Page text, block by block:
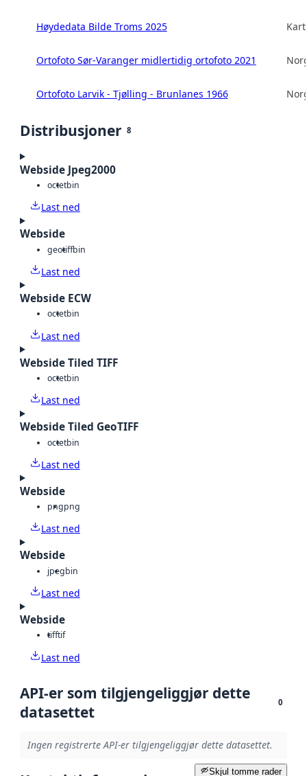
Høydedata Bilde Troms 2025
Ortofoto Sør-Varanger midlertidig ortofoto 2021
Ortofoto Larvik - Tjølling - Brunlanes 1966
Distribusjoner 8
Webside Jpeg2000
octetbin
Last ned
Webside
geotiffbin
Last ned
Webside ECW
octetbin
Last ned
Webside Tiled TIFF
octetbin
Last ned
Webside Tiled GeoTIFF
octetbin
Last ned
Webside
pngpng
Last ned
Webside
jpegbin
Last ned
Webside
tifftif
Last ned
API-er som tilgjengeliggjør dette
datasettet
0
Ingen registrerte API-er tilgjengeliggjør dette datasettet.
Skjul tomme rader